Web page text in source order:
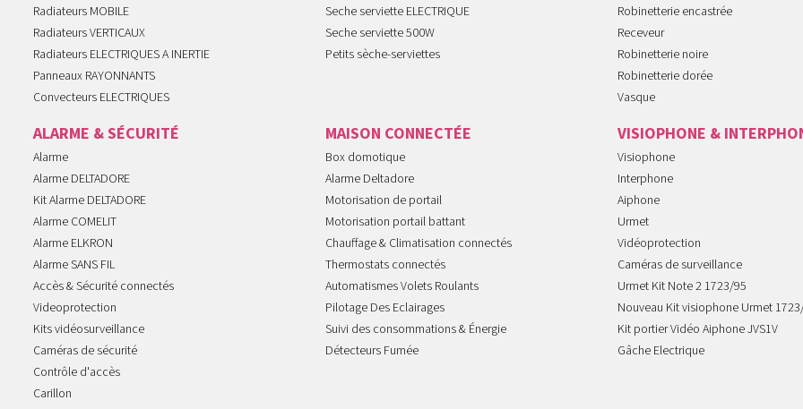
Radiateurs MOBILE
Radiateurs VERTICAUX
Radiateurs ELECTRIQUES A INERTIE
Panneaux RAYONNANTS
Convecteurs ELECTRIQUES
Seche serviette ELECTRIQUE
Seche serviette 500W
Petits sèche-serviettes
Robinetterie encastrée
Receveur
Robinetterie noire
Robinetterie dorée
Vasque
ALARME & SÉCURITÉ
Alarme
Alarme DELTADORE
Kit Alarme DELTADORE
Alarme COMELIT
Alarme ELKRON
Alarme SANS FIL
Accès & Sécurité connectés
Videoprotection
Kits vidéosurveillance
Caméras de sécurité
Contrôle d'accès
Carillon
MAISON CONNECTÉE
Box domotique
Alarme Deltadore
Motorisation de portail
Motorisation portail battant
Chauffage & Climatisation connectés
Thermostats connectés
Automatismes Volets Roulants
Pilotage Des Eclairages
Suivi des consommations & Énergie
Détecteurs Fumée
VISIOPHONE &
Visiophone
Interphone
Aiphone
Urmet
Vidéoprotection
Caméras de surveillance
Urmet Kit Note 2 1723/95
Nouveau Kit visiophone Urmet
Kit portier Vidéo Aiphone JVS1V
Gâche Electrique